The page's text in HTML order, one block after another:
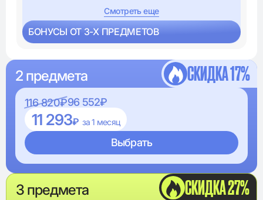
Смотреть еще
БОНУСЫ ОТ 3-Х ПРЕДМЕТОВ
2 предмета СКИДКА 17%
116 820₽96 552₽
11 293₽ за 1 месяц
Выбрать
3 предмета СКИДКА 27%